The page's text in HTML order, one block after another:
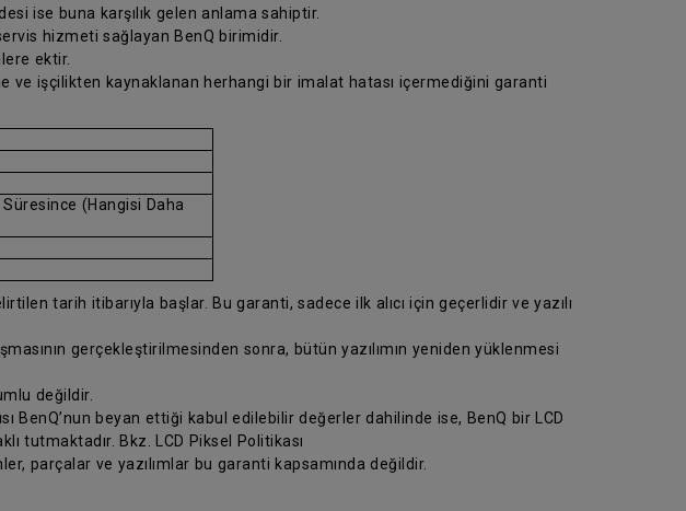
ise buna karşılık gelen anlama sahiptir.
hizmeti sağlayan BenQ birimidir.
ektir.
ve işçilikten kaynaklanan herhangi bir imalat hatası içermediğini garanti
(Hangisi Daha
tarih itibarıyla başlar. Bu garanti, sadece ilk alıcı için geçerlidir ve yazılı
gerçekleştirilmesinden sonra, bütün yazılımın yeniden yüklenmesi
değildir.
BenQ’nun beyan ettiği kabul edilebilir değerler dahilinde ise, BenQ bir LCD
tutmaktadır. Bkz. LCD Piksel Politikası
parçalar ve yazılımlar bu garanti kapsamında değildir.